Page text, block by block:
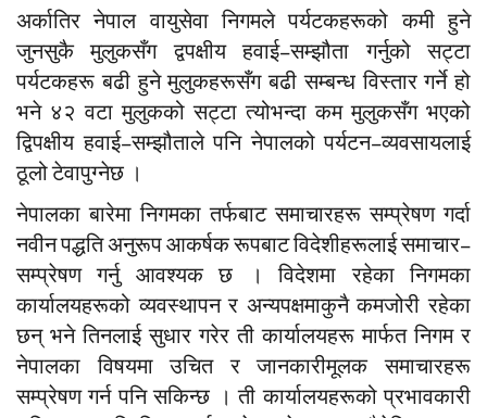
अर्कातिर नेपाल वायुसेवा निगमले पर्यटकहरूको कमी हुने
जुनसुकै मुलुकसँग द्वपक्षीय हवाई–सम्झौता गर्नुको सट्टा
पर्यटकहरू बढी हुने मुलुकहरूसँग बढी सम्बन्ध विस्तार गर्ने हो
भने ४२ वटा मुलुकको सट्टा त्योभन्दा कम मुलुकसँग भएको
द्विपक्षीय हवाई–सम्झौताले पनि नेपालको पर्यटन–व्यवसायलाई
ठूलो टेवापुग्नेछ ।
नेपालका बारेमा निगमका तर्फबाट समाचारहरू सम्प्रेषण गर्दा
नवीन पद्धति अनुरूप आकर्षक रूपबाट विदेशीहरूलाई समाचार–
सम्प्रेषण गर्नु आवश्यक छ । विदेशमा रहेका निगमका
कार्यालयहरूको व्यवस्थापन र अन्यपक्षमाकुनै कमजोरी रहेका
छन् भने तिनलाई सुधार गरेर ती कार्यालयहरू मार्फत निगम र
नेपालका विषयमा उचित र जानकारीमूलक समाचारहरू
सम्प्रेषण गर्न पनि सकिन्छ । ती कार्यालयहरूको प्रभावकारी